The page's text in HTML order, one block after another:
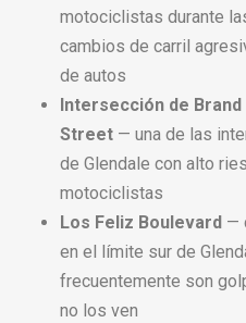
motociclistas durante
cambios de carril
de autos
Intersección de
Street — una de las
de Glendale con alto
motociclistas
Los Feliz Boulevard —
en el límite sur de
frecuentemente son
no los ven